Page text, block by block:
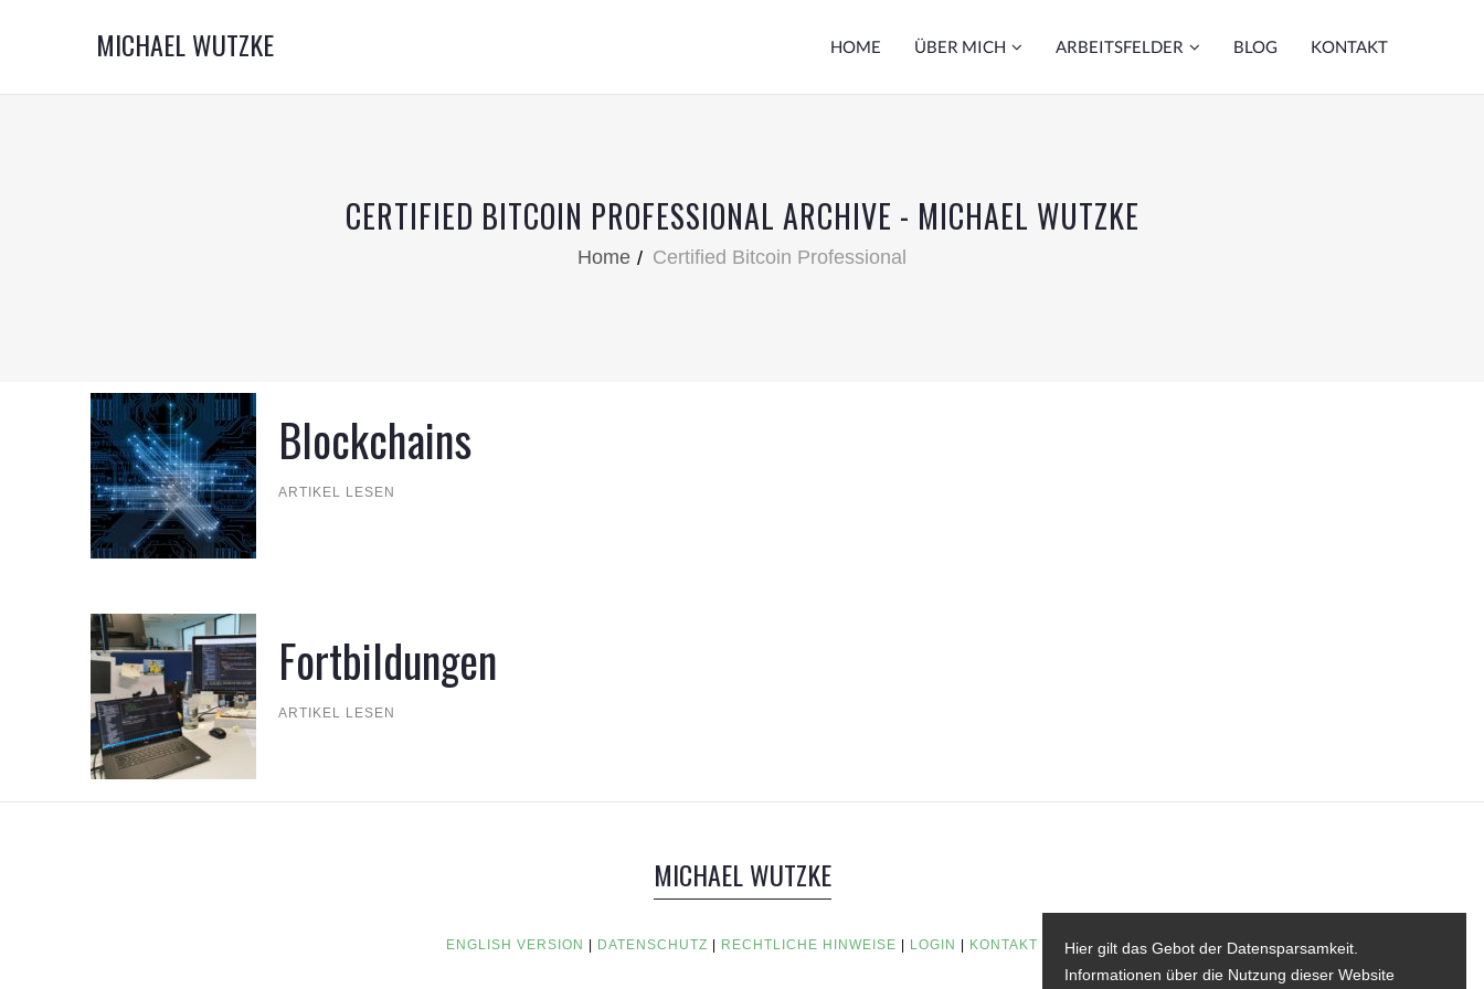
MICHAEL WUTZKE HOME ÜBER MICH ARBEITSFELDER BLOG KONTAKT
CERTIFIED BITCOIN PROFESSIONAL ARCHIVE - MICHAEL WUTZKE
Home Certified Bitcoin Professional
Blockchains
ARTIKEL LESEN
Fortbildungen
ARTIKEL LESEN
MICHAEL WUTZKE
ENGLISH VERSION DATENSCHUTZ RECHTLICHE HINWEISE LOGIN KONTAKT
Hier gilt das Gebot der Datensparsamkeit.
Informationen über die Nutzung dieser Website